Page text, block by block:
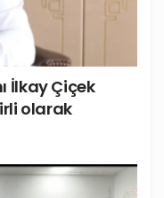
İlkay Çiçek
olarak